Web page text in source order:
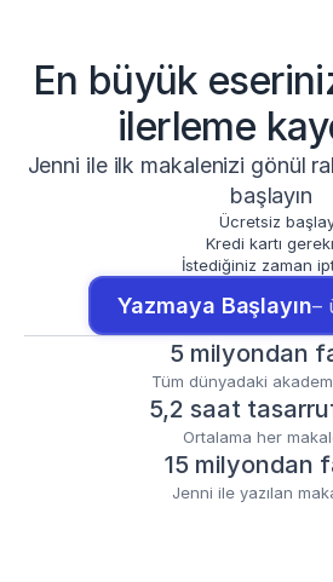
En büyük
ilerleme
Jenni ile ilk makalenizi gönül
başlayın
Ücretsiz
Kredi kartı
İstediğiniz zaman
Yazmaya Başlayın–
5 milyondan
Tüm dünyadaki
5,2 saat
Ortalama her
15 milyondan
Jenni ile yazılan